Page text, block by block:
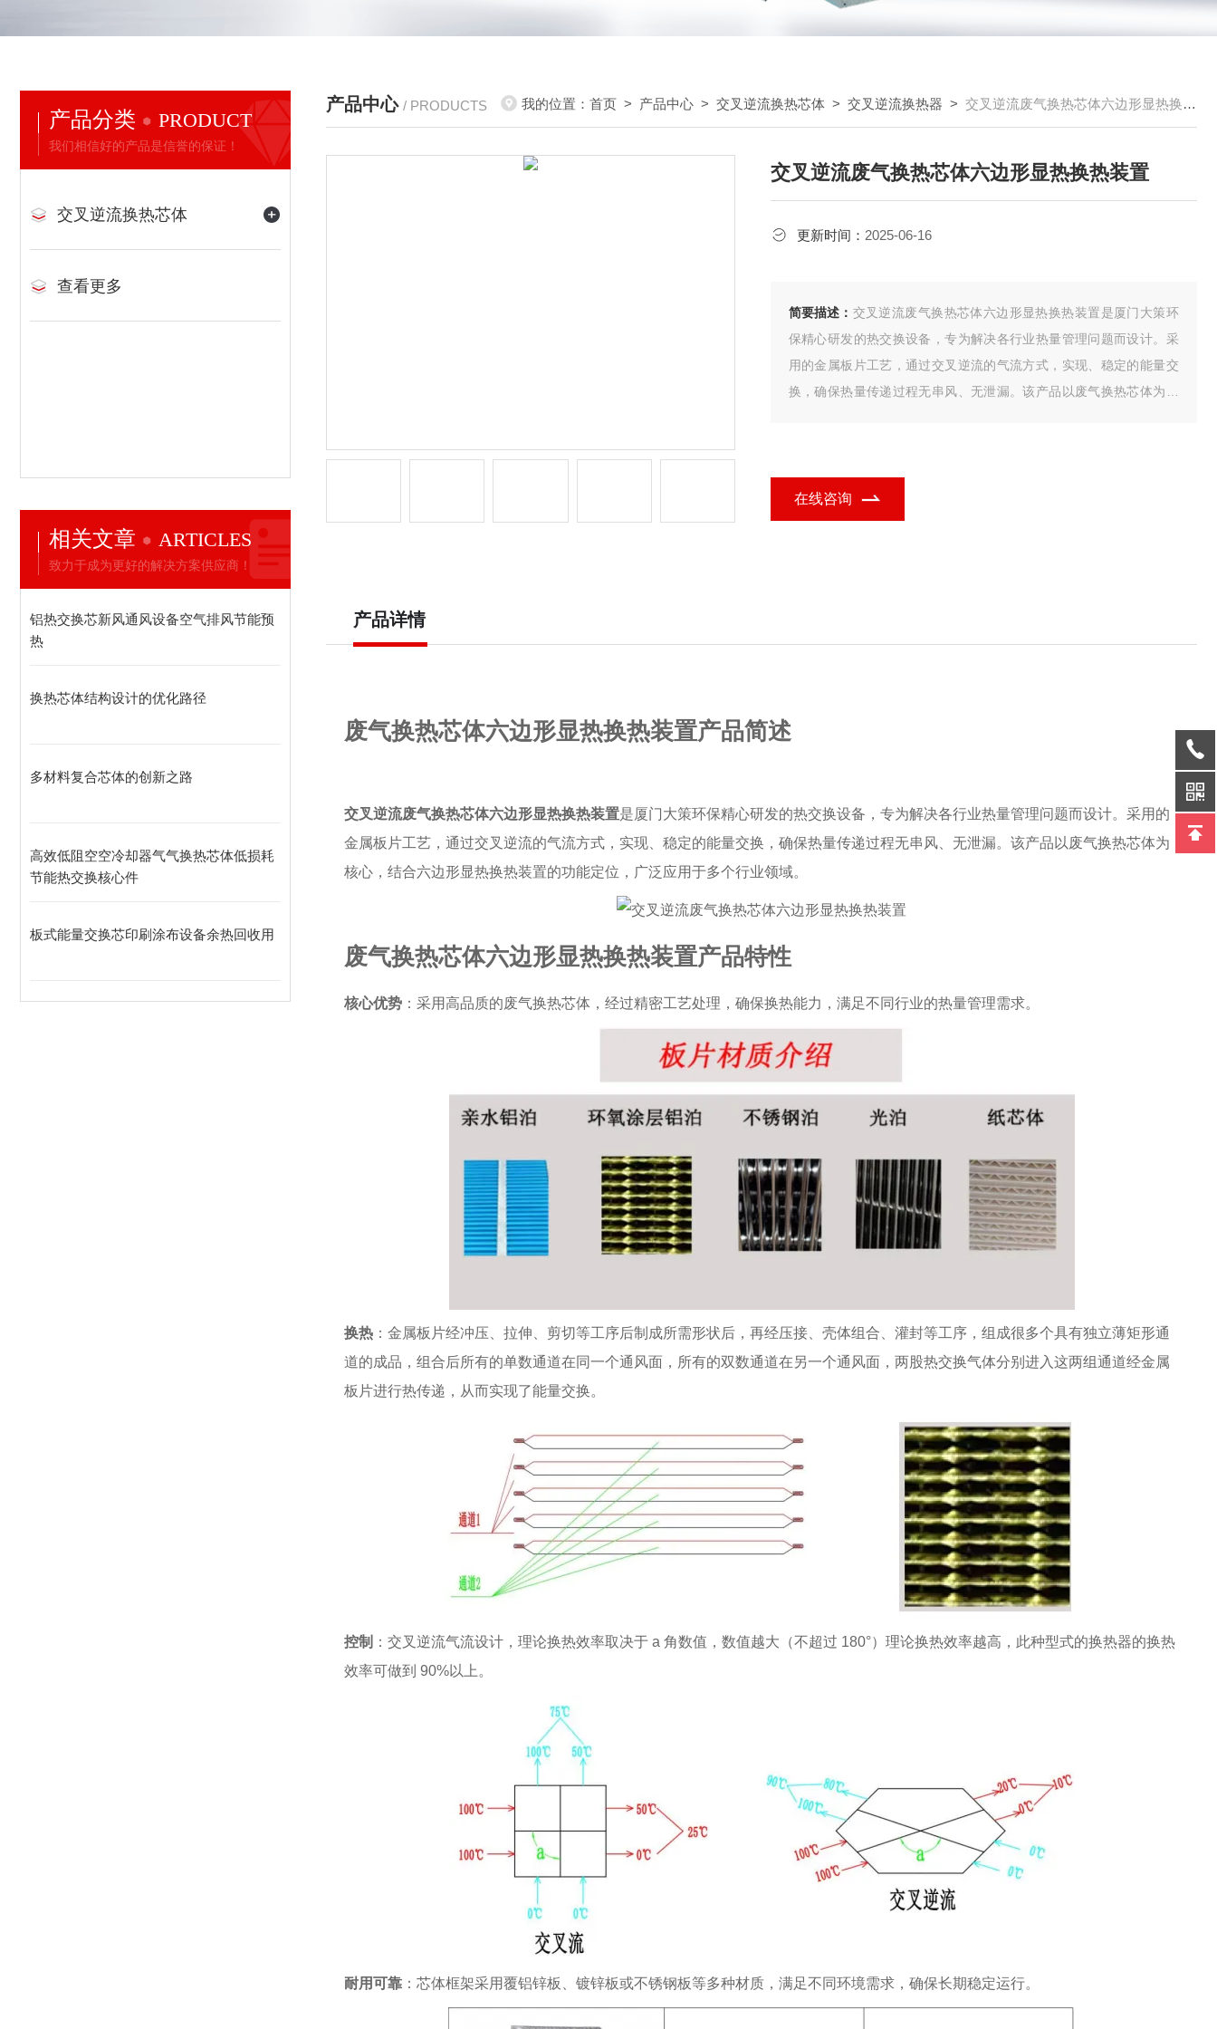
产品分类 PRODUCT
我们相信好的产品是信誉的保证！
交叉逆流换热芯体
查看更多
相关文章 ARTICLES
致力于成为更好的解决方案供应商！
铝热交换芯新风通风设备空气排风节能预
热
换热芯体结构设计的优化路径
多材料复合芯体的创新之路
高效低阻空空冷却器气气换热芯体低损耗
节能热交换核心件
板式能量交换芯印刷涂布设备余热回收用
产品中心 / PRODUCTS 我的位置：首页 > 产品中心 >交叉逆流换热芯体 >交叉逆流换热器 >交叉逆流废气换热芯体六边形显热换热装置
交叉逆流废气换热芯体六边形显热换热装置
更新时间： 2025-06-16
简要描述： 交叉逆流废气换热芯体六边形显热换热装置是厦门大策环
保精心研发的热交换设备，专为解决各行业热量管理问题而设计。采
用的金属板片工艺，通过交叉逆流的气流方式，实现、稳定的能量交
换，确保热量传递过程无串风、无泄漏。该产品以废气换热芯体为核
在线咨询
产品详情
废气换热芯体六边形显热换热装置产品简述
交叉逆流废气换热芯体六边形显热换热装置是厦门大策环保精心研发的热交换设备，专为解决各行业热量管理问题而设计。采用的
金属板片工艺，通过交叉逆流的气流方式，实现、稳定的能量交换，确保热量传递过程无串风、无泄漏。该产品以废气换热芯体为
核心，结合六边形显热换热装置的功能定位，广泛应用于多个行业领域。
废气换热芯体六边形显热换热装置产品特性
核心优势 ：采用高品质的废气换热芯体，经过精密工艺处理，确保换热能力，满足不同行业的热量管理需求。
换热 ：金属板片经冲压、拉伸、剪切等工序后制成所需形状后，再经压接、壳体组合、灌封等工序，组成很多个具有独立薄矩形通
道的成品，组合后所有的单数通道在同一个通风面，所有的双数通道在另一个通风面，两股热交换气体分别进入这两组通道经金属
板片进行热传递，从而实现了能量交换。
控制 ：交叉逆流气流设计，理论换热效率取决于 a 角数值，数值越大（不超过 180°）理论换热效率越高，此种型式的换热器的换热
效率可做到 90%以上。
耐用可靠 ：芯体框架采用覆铝锌板、镀锌板或不锈钢板等多种材质，满足不同环境需求，确保长期稳定运行。